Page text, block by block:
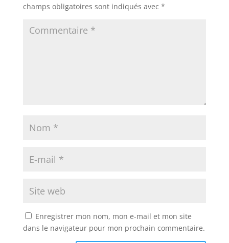
champs obligatoires sont indiqués avec *
Enregistrer mon nom, mon e-mail et mon site
dans le navigateur pour mon prochain commentaire.